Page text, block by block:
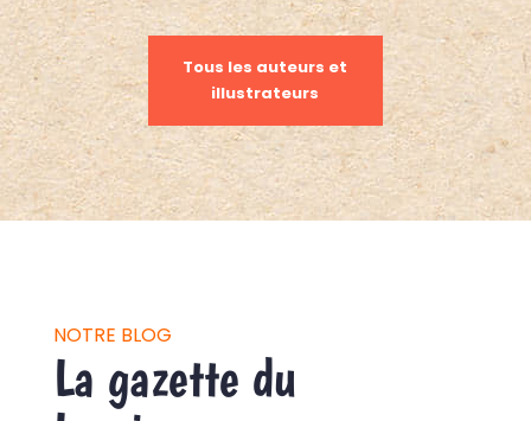
Tous les auteurs et
illustrateurs
NOTRE BLOG
La gazette du